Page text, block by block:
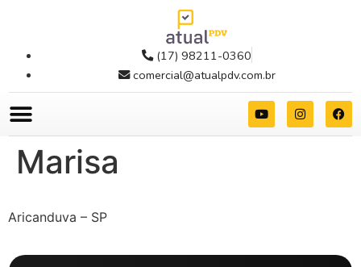
(17) 98211-0360
comercial@atualpdv.com.br
Marisa
Aricanduva – SP